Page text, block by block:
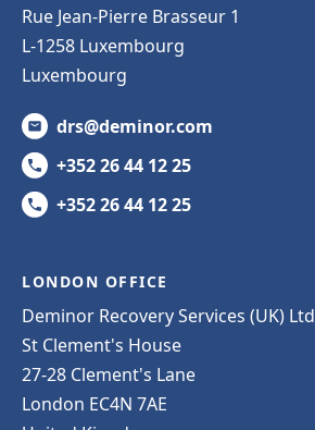
Rue Jean-Pierre Brasseur 1
L-1258 Luxembourg
Luxembourg
drs@deminor.com
+352 26 44 12 25
+352 26 44 12 25
LONDON OFFICE
Deminor Recovery Services (UK) Ltd
St Clement's House
27-28 Clement's Lane
London EC4N 7AE